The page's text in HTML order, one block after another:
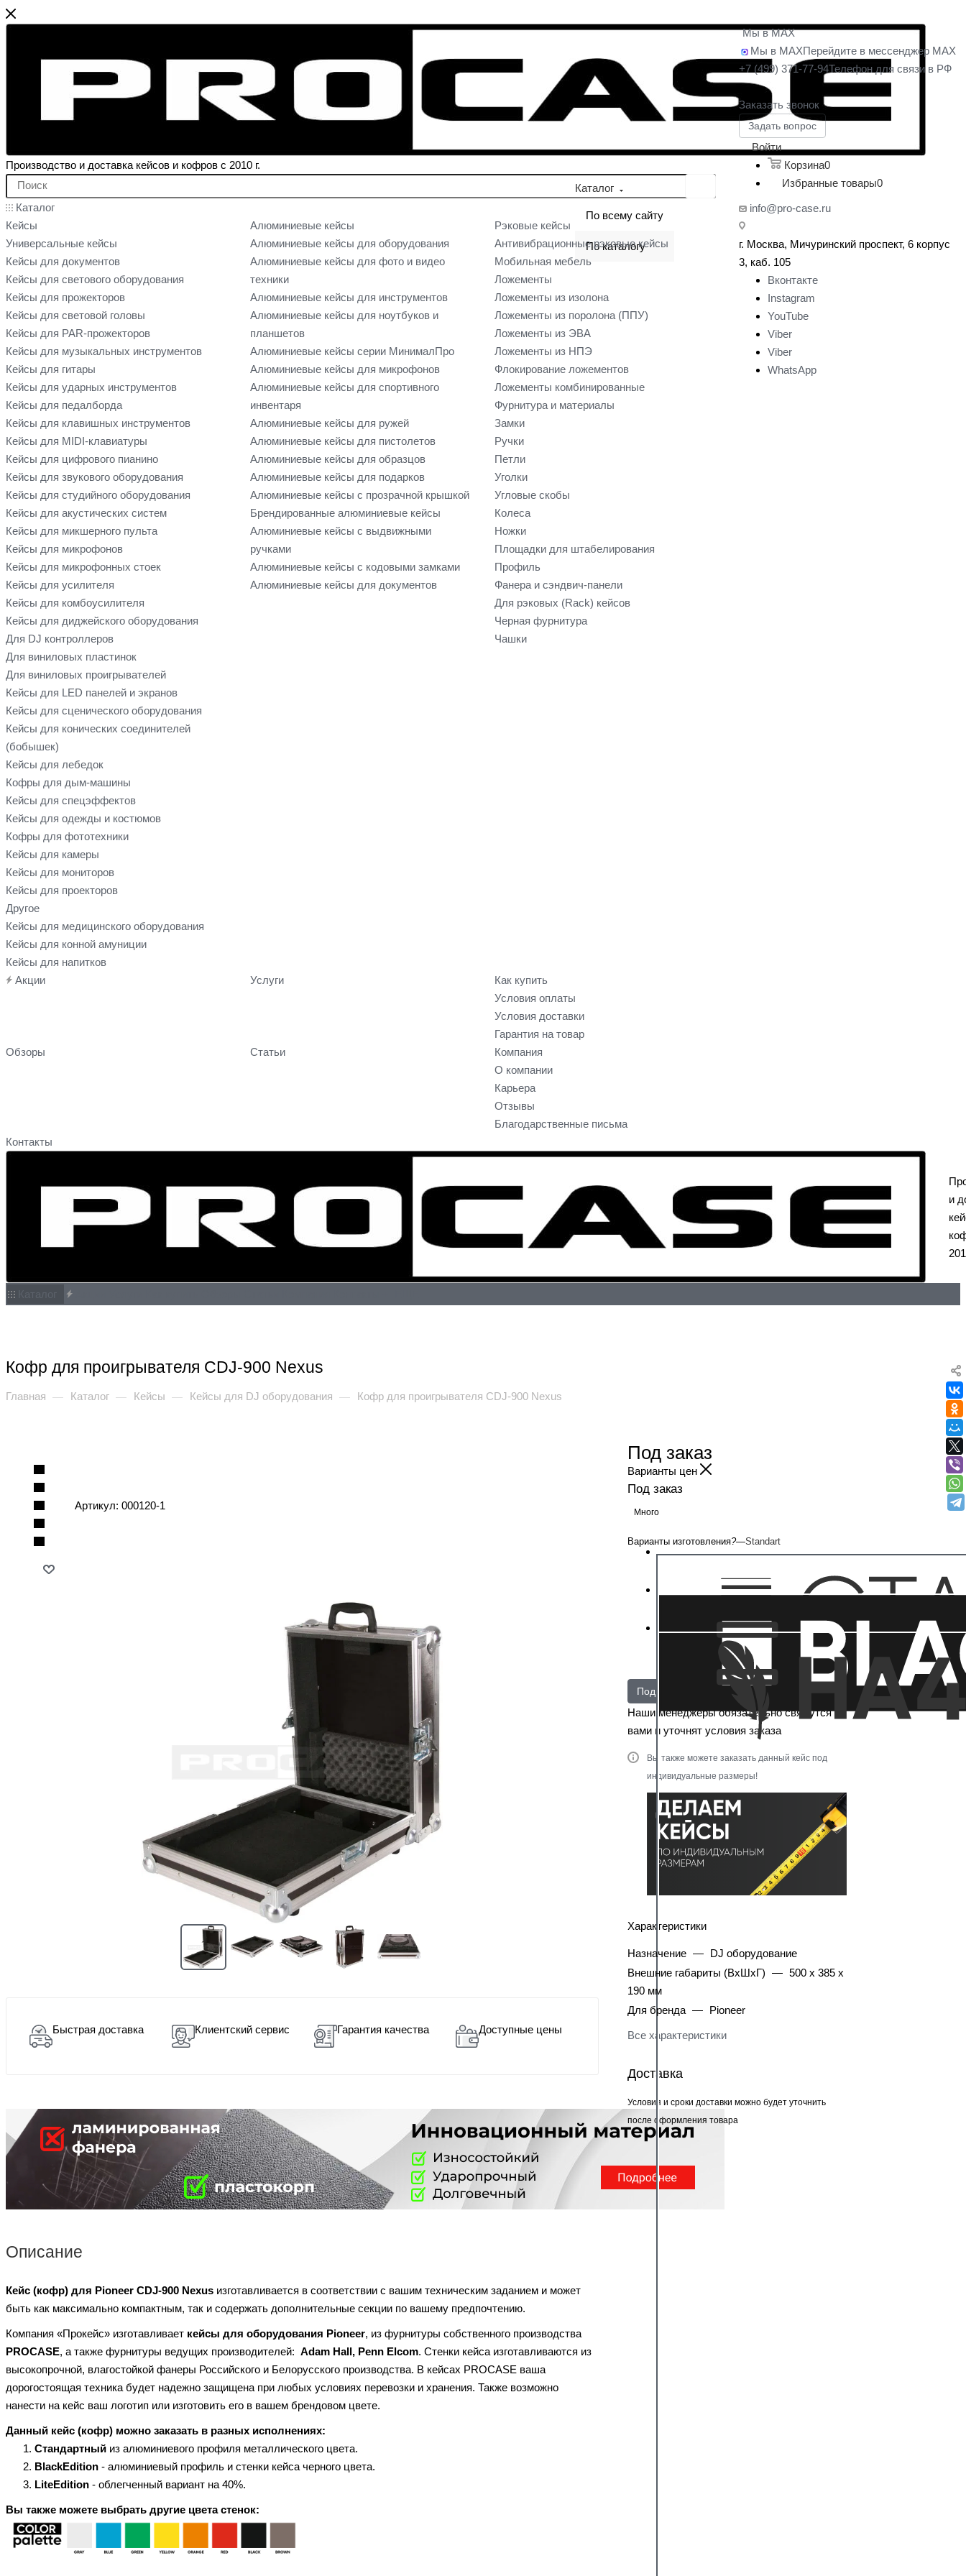
Производство и доставка кейсов и кофров с 2010 г.
Каталог
По всему сайту
По каталогу
Каталог
Кейсы
Универсальные кейсы
Кейсы для документов
Кейсы для светового оборудования
Кейсы для прожекторов
Кейсы для световой головы
Кейсы для PAR-прожекторов
Кейсы для музыкальных инструментов
Кейсы для гитары
Кейсы для ударных инструментов
Кейсы для педалборда
Кейсы для клавишных инструментов
Кейсы для MIDI-клавиатуры
Кейсы для цифрового пианино
Кейсы для звукового оборудования
Кейсы для студийного оборудования
Кейсы для акустических систем
Кейсы для микшерного пульта
Кейсы для микрофонов
Кейсы для микрофонных стоек
Кейсы для усилителя
Кейсы для комбоусилителя
Кейсы для диджейского оборудования
Для DJ контроллеров
Для виниловых пластинок
Для виниловых проигрывателей
Кейсы для LED панелей и экранов
Кейсы для сценического оборудования
Кейсы для конических соединителей
(бобышек)
Кейсы для лебедок
Кофры для дым-машины
Кейсы для спецэффектов
Кейсы для одежды и костюмов
Кофры для фототехники
Кейсы для камеры
Кейсы для мониторов
Кейсы для проекторов
Другое
Кейсы для медицинского оборудования
Кейсы для конной амуниции
Кейсы для напитков
Алюминиевые кейсы
Алюминиевые кейсы для оборудования
Алюминиевые кейсы для фото и видео
техники
Алюминиевые кейсы для инструментов
Алюминиевые кейсы для ноутбуков и
планшетов
Алюминиевые кейсы серии МинималПро
Алюминиевые кейсы для микрофонов
Алюминиевые кейсы для спортивного
инвентаря
Алюминиевые кейсы для ружей
Алюминиевые кейсы для пистолетов
Алюминиевые кейсы для образцов
Алюминиевые кейсы для подарков
Алюминиевые кейсы с прозрачной крышкой
Брендированные алюминиевые кейсы
Алюминиевые кейсы с выдвижными
ручками
Алюминиевые кейсы с кодовыми замками
Алюминиевые кейсы для документов
Рэковые кейсы
Антивибрационные рэковые кейсы
Мобильная мебель
Ложементы
Ложементы из изолона
Ложементы из поролона (ППУ)
Ложементы из ЭВА
Ложементы из НПЭ
Флокирование ложементов
Ложементы комбинированные
Фурнитура и материалы
Замки
Ручки
Петли
Уголки
Угловые скобы
Колеса
Ножки
Площадки для штабелирования
Профиль
Фанера и сэндвич-панели
Для рэковых (Rack) кейсов
Черная фурнитура
Чашки
Акции Услуги
Как купить
Условия оплаты
Условия доставки
Гарантия на товар
Обзоры
Статьи
Компания
О компании
Карьера
Отзывы
Благодарственные письма
Контакты
Мы в MAX
Мы в MAXПерейдите в мессенджер MAX
+7 (499) 371-77-94Телефон для связи в РФ
Заказать звонок
Задать вопрос
Войти
Корзина0
Избранные товары0
info@pro-case.ru
г. Москва, Мичуринский проспект, 6 корпус
3, каб. 105
Вконтакте
Instagram
YouTube
Viber
Viber
WhatsApp
и
Кофр для проигрывателя CDJ-900 Nexus
Главная — Каталог — Кейсы — Кейсы для DJ оборудования — Кофр для проигрывателя CDJ-900 Nexus
Артикул: 000120-1
Быстрая доставка Клиентский сервис Гарантия качества Доступные цены
Описание
Кейс (кофр) для Pioneer CDJ-900 Nexus изготавливается в соответствии с вашим техническим заданием и может
быть как максимально компактным, так и содержать дополнительные секции по вашему предпочтению.
Компания «Прокейс» изготавливает кейсы для оборудования Pioneer, из фурнитуры собственного производства
PROCASE, а также фурнитуры ведущих производителей: Adam Hall, Penn Elcom. Стенки кейса изготавливаются из
высокопрочной, влагостойкой фанеры Российского и Белорусского производства. В кейсах PROCASE ваша
дорогостоящая техника будет надежно защищена при любых условиях перевозки и хранения. Также возможно
нанести на кейс ваш логотип или изготовить его в вашем брендовом цвете.
Данный кейс (кофр) можно заказать в разных исполнениях:
Стандартный из алюминиевого профиля металлического цвета.
BlackEdition - алюминиевый профиль и стенки кейса черного цвета.
LiteEdition - облегченный вариант на 40%.
Вы также можете выбрать другие цвета стенок:
Под заказ
Варианты цен
Под заказ
Много
Варианты изготовления?—Standart
Под заказ
Наши менеджеры обязательно свяжутся с
вами и уточнят условия заказа
Вы также можете заказать данный кейс под
индивидуальные размеры!
Характеристики
Назначение — DJ оборудование
Внешние габариты (ВхШхГ) — 500 x 385 x
190 мм
Для бренда — Pioneer
Все характеристики
Доставка
Условия и сроки доставки можно будет уточнить
после оформления товара